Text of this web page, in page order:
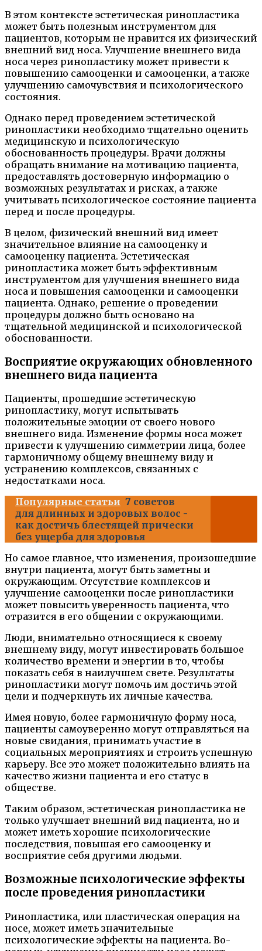
В этом контексте эстетическая ринопластика
может быть полезным инструментом для
пациентов, которым не нравится их физический
внешний вид носа. Улучшение внешнего вида
носа через ринопластику может привести к
повышению самооценки и самооценки, а также
улучшению самочувствия и психологического
состояния.
Однако перед проведением эстетической
ринопластики необходимо тщательно оценить
медицинскую и психологическую
обоснованность процедуры. Врачи должны
обращать внимание на мотивацию пациента,
предоставлять достоверную информацию о
возможных результатах и рисках, а также
учитывать психологическое состояние пациента
перед и после процедуры.
В целом, физический внешний вид имеет
значительное влияние на самооценку и
самооценку пациента. Эстетическая
ринопластика может быть эффективным
инструментом для улучшения внешнего вида
носа и повышения самооценки и самооценки
пациента. Однако, решение о проведении
процедуры должно быть основано на
тщательной медицинской и психологической
обоснованности.
Восприятие окружающих обновленного
внешнего вида пациента
Пациенты, прошедшие эстетическую
ринопластику, могут испытывать
положительные эмоции от своего нового
внешнего вида. Изменение формы носа может
привести к улучшению симметрии лица, более
гармоничному общему внешнему виду и
устранению комплексов, связанных с
недостатками носа.
Популярные статьи 7 советов
для длинных и здоровых волос -
как достичь блестящей прически
без ущерба для здоровья
Но самое главное, что изменения, произошедшие
внутри пациента, могут быть заметны и
окружающим. Отсутствие комплексов и
улучшение самооценки после ринопластики
может повысить уверенность пациента, что
отразится в его общении с окружающими.
Люди, внимательно относящиеся к своему
внешнему виду, могут инвестировать большое
количество времени и энергии в то, чтобы
показать себя в наилучшем свете. Результаты
ринопластики могут помочь им достичь этой
цели и подчеркнуть их личные качества.
Имея новую, более гармоничную форму носа,
пациенты самоуверенно могут отправляться на
новые свидания, принимать участие в
социальных мероприятиях и строить успешную
карьеру. Все это может положительно влиять на
качество жизни пациента и его статус в
обществе.
Таким образом, эстетическая ринопластика не
только улучшает внешний вид пациента, но и
может иметь хорошие психологические
последствия, повышая его самооценку и
восприятие себя другими людьми.
Возможные психологические эффекты
после проведения ринопластики
Ринопластика, или пластическая операция на
носе, может иметь значительные
психологические эффекты на пациента. Во-